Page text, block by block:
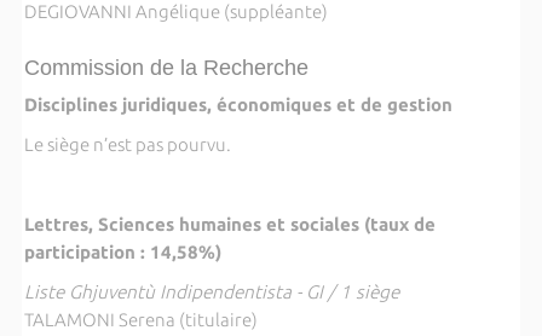
DEGIOVANNI Angélique (suppléante)
Commission de la Recherche
Disciplines juridiques, économiques et de gestion
Le siège n’est pas pourvu.
Lettres, Sciences humaines et sociales (taux de
participation : 14,58%)
Liste Ghjuventù Indipendentista - GI / 1 siège
TALAMONI Serena (titulaire)